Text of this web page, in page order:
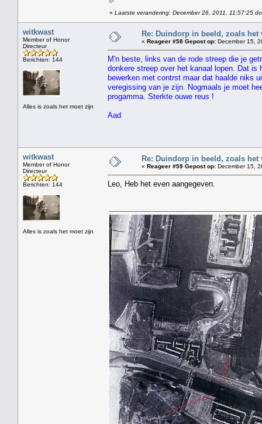
« Laatste verandering: December 26, 2011, 11:57:25
witkwast
Member of Honor
Directeur
Berichten: 144
Alles is zoals het moet zijn
Re: Duindorp in beeld, zoals het
« Reageer #58 Gepost op: December 15,
M'n beste, links van de rode streep die je
donkere streep over het kanaal lopen. Dat
bewerken met contrst maar dat haalde niks
veregissing van je zijn. Nogmaals je moet
progamma. Sterkte ouwe reus !
Aad
witkwast
Member of Honor
Directeur
Berichten: 144
Alles is zoals het moet zijn
Re: Duindorp in beeld, zoals het
« Reageer #59 Gepost op: December 15,
Leo, Heb het even aangegeven.